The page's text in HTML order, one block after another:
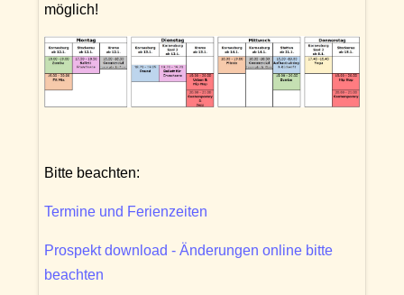
möglich!
Bitte beachten:
Termine und Ferienzeiten
Prospekt download - Änderungen online bitte
beachten